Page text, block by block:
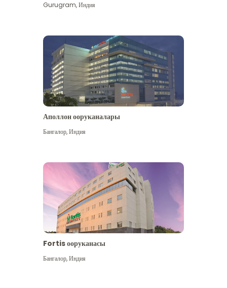
Gurugram,Индия
Аполлон ооруканалары
Бангалор,Индия
Fortis ооруканасы
Бангалор,Индия